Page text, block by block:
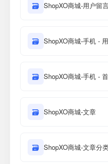
🗃 ShopXO商城-用户留
🗃 ShopXO商城-手机 -
🗃 ShopXO商城-手机 -
🗃 ShopXO商城-文章
🗃 ShopXO商城-文章分